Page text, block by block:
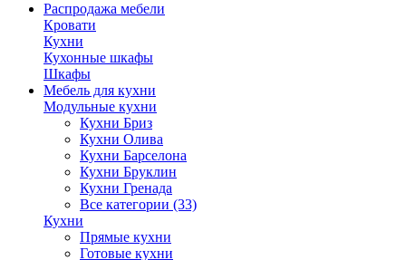
Распродажа мебели
Кровати
Кухни
Кухонные шкафы
Шкафы
Мебель для кухни
Модульные кухни
Кухни Бриз
Кухни Олива
Кухни Барселона
Кухни Бруклин
Кухни Гренада
Все категории (33)
Кухни
Прямые кухни
Готовые кухни